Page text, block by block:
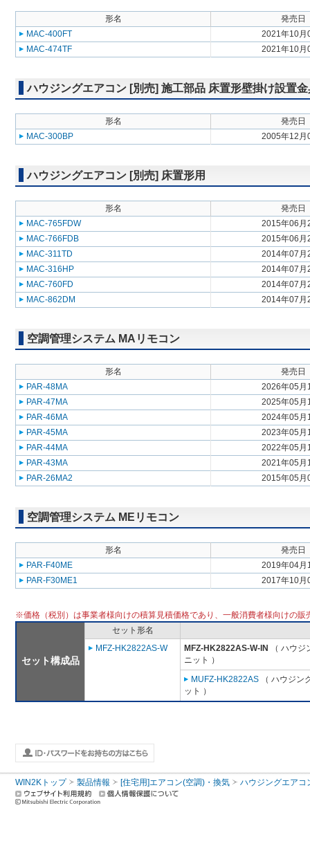
形名
発売日
MAC-400FT
2021年10月
MAC-474TF
2021年10月
ハウジングエアコン [別売] 施工部品 床置形壁掛け設置金
形名
発売日
MAC-300BP
2005年12月
ハウジングエアコン [別売] 床置形用
形名
発売日
MAC-765FDW
2015年06月
MAC-766FDB
2015年06月
MAC-311TD
2014年07月
MAC-316HP
2014年07月
MAC-760FD
2014年07月
MAC-862DM
2014年07月
空調管理システム MAリモコン
形名
発売日
PAR-48MA
2026年05月
PAR-47MA
2025年05月
PAR-46MA
2024年05月
PAR-45MA
2023年05月
PAR-44MA
2022年05月
PAR-43MA
2021年05月
PAR-26MA2
2015年05月
空調管理システム MEリモコン
形名
発売日
PAR-F40ME
2019年04月
PAR-F30ME1
2017年10月
※価格（税別）は事業者様向けの積算見積価格であり、一般消費者様向けの販
セット構成品
セット形名
MFZ-HK2822AS-W
MFZ-HK2822AS-W-IN
（ ハウ
ニット ）
MUFZ-HK2822AS （ ハウジン
ット ）
WIN2Kトップ 製品情報 [住宅用]エアコン(空調)・換気 ハウジングエアコ